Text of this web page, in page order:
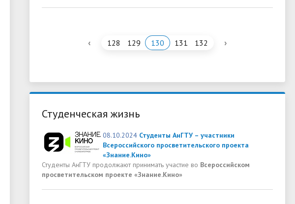
‹ 128 129 130 131 132 ›
Студенческая жизнь
08.10.2024 Студенты АнГТУ – участники
Всероссийского просветительского проекта
«Знание.Кино»
Студенты АнГТУ продолжают принимать участие во Всероссийском
просветительском проекте «Знание.Кино»